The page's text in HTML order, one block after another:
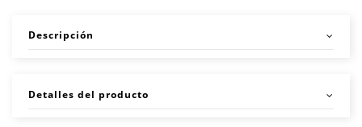
Descripción
Detalles del producto